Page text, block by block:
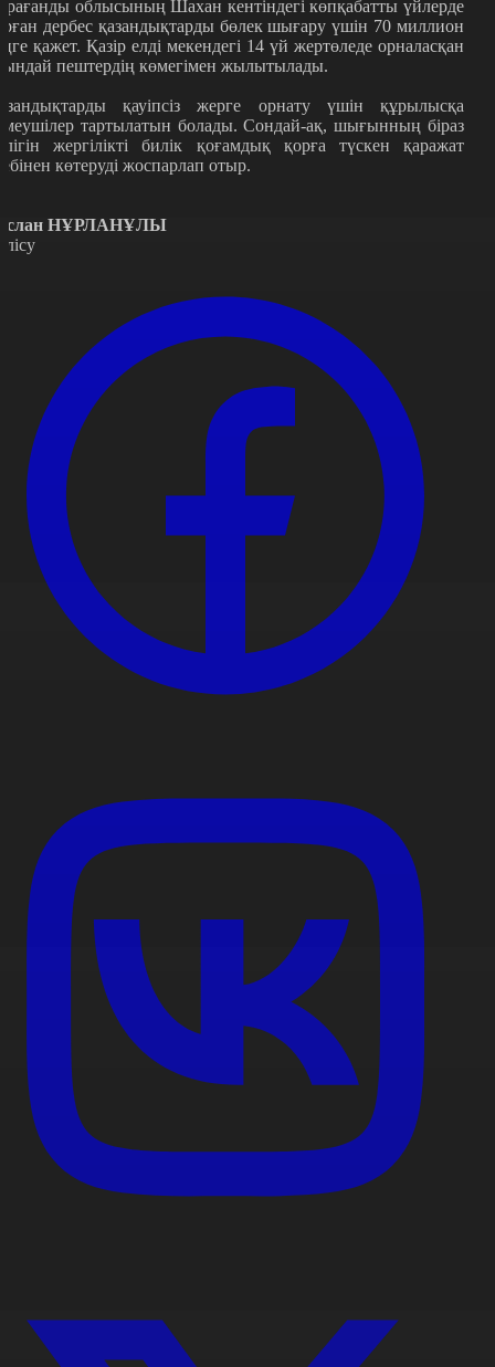
облысының Шахан кентіндегі көпқабатты үйлерде
дербес қазандықтарды бөлек шығару үшін 70 миллион
қажет. Қазір елді мекендегі 14 үй жертөледе орналасқан
пештердің көмегімен жылытылады.
қауіпсіз жерге орнату үшін құрылысқа
тартылатын болады. Сондай-ақ, шығынның біраз
жергілікті билік қоғамдық қорға түскен қаражат
көтеруді жоспарлап отыр.
НҰРЛАНҰЛЫ